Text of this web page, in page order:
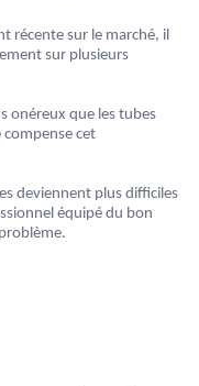
récente sur le marché, il
sur plusieurs
onéreux que les tubes
compense cet
deviennent plus difficiles
équipé du bon